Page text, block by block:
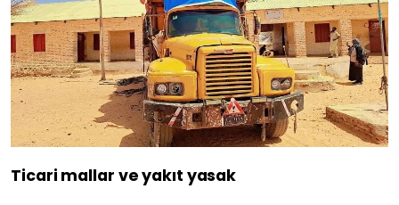
Ticari mallar ve yakıt yasak